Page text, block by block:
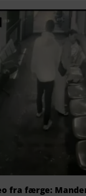
fra færge: